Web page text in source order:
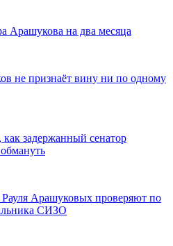
Арашукова на два месяца
не признаёт вину ни по одному
как задержанный сенатор
Арашуковых проверяют по
СИЗО